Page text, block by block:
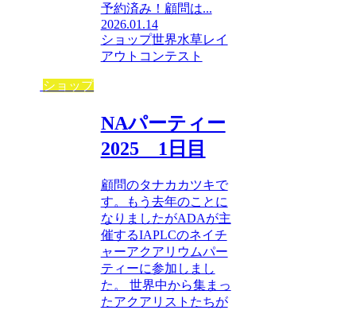
予約済み！顧問は...
2026.01.14
ショップ世界水草レイ
アウトコンテスト
ショップ
NAパーティー
2025 1日目
顧問のタナカカツキで
す。もう去年のことに
なりましたがADAが主
催するIAPLCのネイチ
ャーアクアリウムパー
ティーに参加しまし
た。 世界中から集まっ
たアクアリストたちが